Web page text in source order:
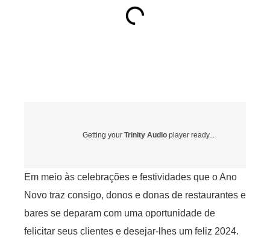
Getting your Trinity Audio player ready...
Em meio às celebrações e festividades que o Ano
Novo traz consigo, donos e donas de restaurantes e
bares se deparam com uma oportunidade de
felicitar seus clientes e desejar-lhes um feliz 2024.